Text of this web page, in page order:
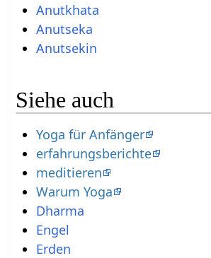
Anutkhata
Anutseka
Anutsekin
Siehe auch
Yoga für Anfänger
erfahrungsberichte
meditieren
Warum Yoga
Dharma
Engel
Erden